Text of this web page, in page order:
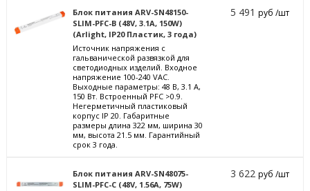
Блок питания ARV-SN48150-
SLIM-PFC-B (48V, 3.1A, 150W)
(Arlight, IP20 Пластик, 3 года)
Источник напряжения с
гальванической развязкой для
светодиодных изделий. Входное
напряжение 100-240 VAC.
Выходные параметры: 48 В, 3.1 А,
150 Вт. Встроенный PFC >0.9.
Негерметичный пластиковый
корпус IP 20. Габаритные
размеры длина 322 мм, ширина 30
мм, высота 21.5 мм. Гарантийный
срок 3 года.
5 491руб /шт
Блок питания ARV-SN48075-
SLIM-PFC-C (48V, 1.56A, 75W)
3 622руб /шт